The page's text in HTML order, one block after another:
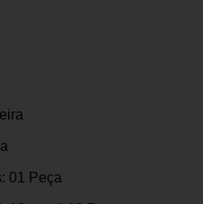
01 Peça